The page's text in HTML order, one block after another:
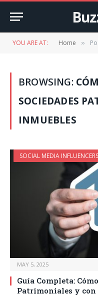
YOU ARE AT: Home »
BROWSING:
SOCIEDADES
INMUEBLES
SOCIAL MEDIA INFLUENCERS
MAY 5, 2025
Guía Completa:
Patrimoniales y con